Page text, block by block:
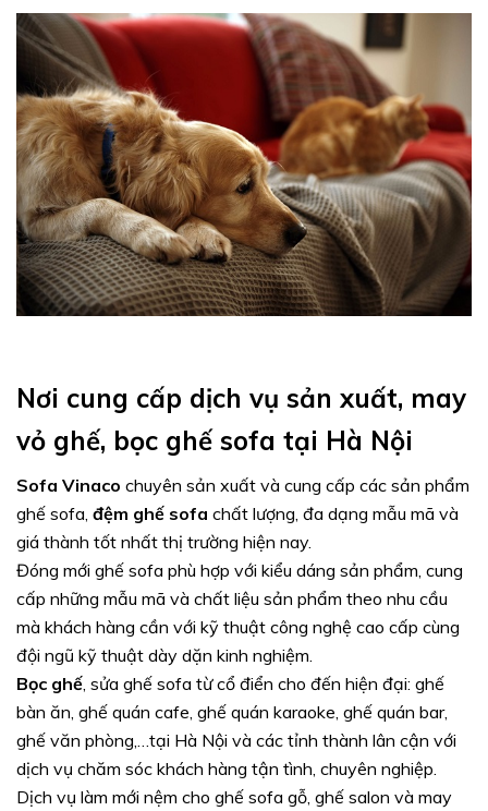
Nơi cung cấp dịch vụ sản xuất, may
vỏ ghế, bọc ghế sofa tại Hà Nội
Sofa Vinaco chuyên sản xuất và cung cấp các sản phẩm
ghế sofa, đệm ghế sofa chất lượng, đa dạng mẫu mã và
giá thành tốt nhất thị trường hiện nay.
Đóng mới ghế sofa phù hợp với kiểu dáng sản phẩm, cung
cấp những mẫu mã và chất liệu sản phẩm theo nhu cầu
mà khách hàng cần với kỹ thuật công nghệ cao cấp cùng
đội ngũ kỹ thuật dày dặn kinh nghiệm.
Bọc ghế, sửa ghế sofa từ cổ điển cho đến hiện đại: ghế
bàn ăn, ghế quán cafe, ghế quán karaoke, ghế quán bar,
ghế văn phòng,…tại Hà Nội và các tỉnh thành lân cận với
dịch vụ chăm sóc khách hàng tận tình, chuyên nghiệp.
Dịch vụ làm mới nệm cho ghế sofa gỗ, ghế salon và may